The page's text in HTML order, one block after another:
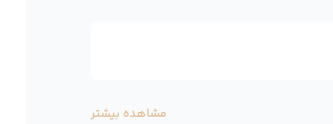
مشاهده بیشتر